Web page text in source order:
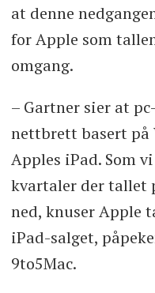
at denne
for Apple som
omgang.
– Gartner sier at
nettbrett basert på
Apples iPad. Som
kvartaler der tallet
ned, knuser Apple
iPad-salget,
9to5Mac.